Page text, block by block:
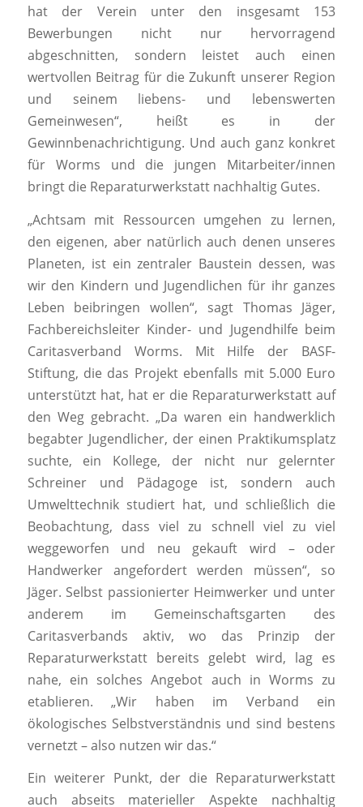
hat der Verein unter den insgesamt 153
Bewerbungen nicht nur hervorragend
abgeschnitten, sondern leistet auch einen
wertvollen Beitrag für die Zukunft unserer Region
und seinem liebens- und lebenswerten
Gemeinwesen“, heißt es in der
Gewinnbenachrichtigung. Und auch ganz konkret
für Worms und die jungen Mitarbeiter/innen
bringt die Reparaturwerkstatt nachhaltig Gutes.
„Achtsam mit Ressourcen umgehen zu lernen,
den eigenen, aber natürlich auch denen unseres
Planeten, ist ein zentraler Baustein dessen, was
wir den Kindern und Jugendlichen für ihr ganzes
Leben beibringen wollen“, sagt Thomas Jäger,
Fachbereichsleiter Kinder- und Jugendhilfe beim
Caritasverband Worms. Mit Hilfe der BASF-
Stiftung, die das Projekt ebenfalls mit 5.000 Euro
unterstützt hat, hat er die Reparaturwerkstatt auf
den Weg gebracht. „Da waren ein handwerklich
begabter Jugendlicher, der einen Praktikumsplatz
suchte, ein Kollege, der nicht nur gelernter
Schreiner und Pädagoge ist, sondern auch
Umwelttechnik studiert hat, und schließlich die
Beobachtung, dass viel zu schnell viel zu viel
weggeworfen und neu gekauft wird – oder
Handwerker angefordert werden müssen“, so
Jäger. Selbst passionierter Heimwerker und unter
anderem im Gemeinschaftsgarten des
Caritasverbands aktiv, wo das Prinzip der
Reparaturwerkstatt bereits gelebt wird, lag es
nahe, ein solches Angebot auch in Worms zu
etablieren. „Wir haben im Verband ein
ökologisches Selbstverständnis und sind bestens
vernetzt – also nutzen wir das.“
Ein weiterer Punkt, der die Reparaturwerkstatt
auch abseits materieller Aspekte nachhaltig